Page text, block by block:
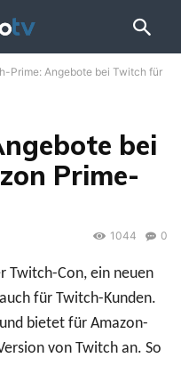
Prime: Angebote bei Twitch für
bei
Prime-
0
1044
Twitch-Con, ein neuen
für Twitch-Kunden.
bietet für Amazon-
von Twitch an. So